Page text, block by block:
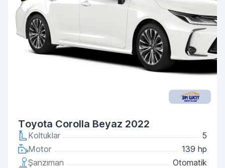
Toyota Corolla Beyaz 2022
Koltuklar
5
Motor
139 hp
Şanzıman
Otomatik